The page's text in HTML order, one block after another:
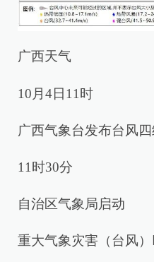
广西天气
10月4日11时
广西气象台发布台风
11时30分
自治区气象局启动
重大气象灾害（台风